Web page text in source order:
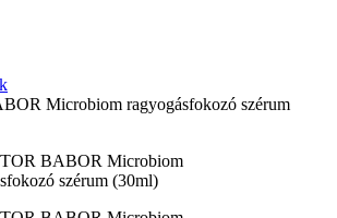
Microbiom ragyogásfokozó szérum